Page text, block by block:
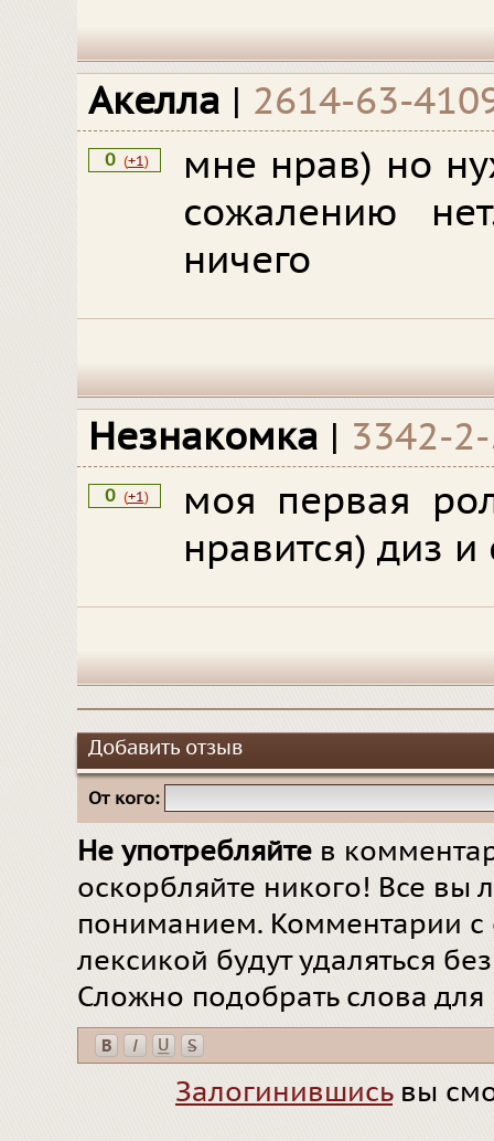
Акелла | 2614-63-
0 (+1)
мне нрав) но
сожалению
ничего
Незнакомка | 3342-
0 (+1)
моя первая
нравится) диз
Добавить отзыв
От кого:
Не употребляйте в
оскорбляйте никого! Все вы
пониманием. Комментарии
лексикой будут удаляться
Сложно подобрать слова
Залогинившисьвы